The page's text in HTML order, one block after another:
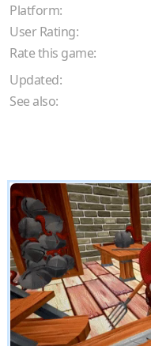
Platform:
User Rating:
Rate this game:
Updated:
See also: